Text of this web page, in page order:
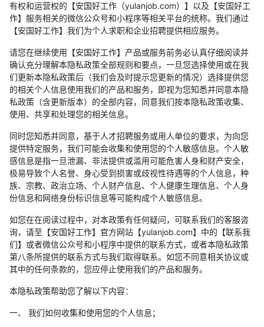
有权和运营权的【安国好工作（yulanjob.com）】以及【安国好工
作】服务相关的微信公众号和小程序等相关平台的统称。我们通过
【安国好工作】我们为个人求职和企业招聘提供相应服务。
请您在继续使用【安国好工作】产品或服务前务必认真仔细阅读并
确认充分理解本隐私政策全部规则和要点，一旦您选择使用或在我
们更新本隐私政策后（我们会及时提示您更新的情况）选择提供您
的相关个人信息使用我们的产品和服务，即视为您知悉并同意本隐
私政策（含更新版本）的全部内容，同意我们按本隐私政策收集、
使用、共享和处理您的相关信息。
同时您知悉并同意，基于人才招聘服务或用人单位的要求，为向您
提供特定服务，我们可能会收集和使用您的个人敏感信息。个人敏
感信息是指一旦泄漏、非法提供或滥用可能危害人身和财产安全，
极易导致个人名誉、身心受到损害或歧视性待遇等的个人信息，种
族、宗教、政治立场、个人财产信息、个人健康生理信息、个人身
份信息和网络身份标识信息等可能构成个人敏感信息。
如您在在阅读过程中，对本政策有任何疑问，可联系我们的客服咨
询，请至【安国好工作】官方网站【yulanjob.com】中的【联系我
们】或者微信公众号和小程序中提供的联系方式，或者本隐私政策
第八条所提供的联系方式与我们取得联系。如您不同意相关协议或
其中的任何条款的，您应停止使用我们的产品和服务。
本隐私政策帮助您了解以下内容：
一、 我们如何收集和使用您的个人信息；